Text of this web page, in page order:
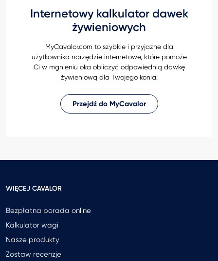
Internetowy kalkulator dawek
żywieniowych
MyCavalor.com to szybkie i przyjazne dla
użytkownika narzędzie internetowe, które pomoże
Ci w mgnieniu oka obliczyć odpowiednią dawkę
żywieniową dla Twojego konia.
Przejdź do MyCavalor
WIĘCEJ CAVALOR
Bezpłatna porada online
Kalkulator wagi
Nasze produkty
Zostaw recenzje